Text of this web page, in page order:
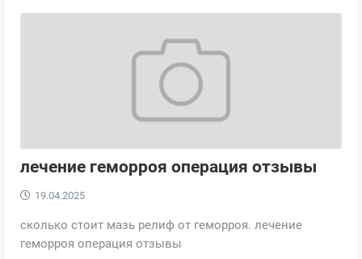
лечение геморроя операция отзывы
19.04.2025
сколько стоит мазь релиф от геморроя. лечение
геморроя операция отзывы